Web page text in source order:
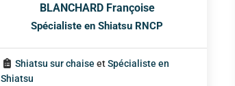
BLANCHARD Françoise
Spécialiste en Shiatsu RNCP
Shiatsu sur chaise etSpécialiste en
Shiatsu